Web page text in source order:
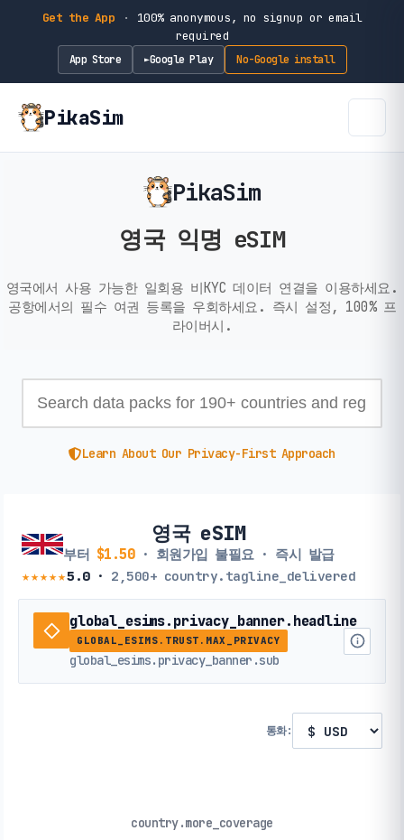
Get the App ·
100% anonymous, no signup or email
required
App Store ►Google Play No-Google install
PikaSim
PikaSim
영국 익명 eSIM
영국에서 사용 가능한 일회용 비KYC 데이터 연결을 이용하세요.
공항에서의 필수 여권 등록을 우회하세요. 즉시 설정, 100% 프
라이버시.
Learn About Our Privacy-First Approach
영국 eSIM
부터 $1.50· 회원가입 불필요 · 즉시 발급
★★★★★5.0· 2,500+ country.tagline_delivered
global_esims.privacy_banner.headline
GLOBAL_ESIMS.TRUST.MAX_PRIVACY
global_esims.privacy_banner.sub
통화:
country.more_coverage